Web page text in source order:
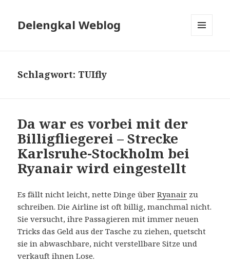
Delengkal Weblog
Schlagwort: TUIfly
Da war es vorbei mit der
Billigfliegerei – Strecke
Karlsruhe-Stockholm bei
Ryanair wird eingestellt
Es fällt nicht leicht, nette Dinge überRyanair zu
schreiben. Die Airline ist oft billig, manchmal nicht.
Sie versucht, ihre Passagieren mit immer neuen
Tricks das Geld aus der Tasche zu ziehen, quetscht
sie in abwaschbare, nicht verstellbare Sitze und
verkauft ihnen Lose.